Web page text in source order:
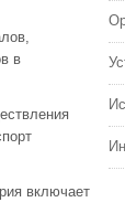
в
включает